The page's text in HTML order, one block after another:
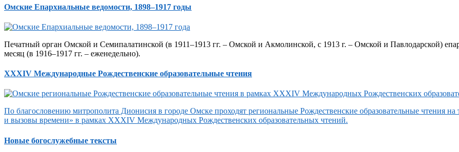
Омские Епархиальные ведомости, 1898–1917 годы
Печатный орган Омской и Семипалатинской (в 1911–1913 гг. – Омской и Акмолинской, с 1913 г. – Омской и Павлодарской)
месяц (в 1916–1917 гг. – еженедельно).
XXXIV Международные Рождественские образовательные чтения
По благословению митрополита Дионисия в городе Омске проходят региональные Рождественские образовательные чтения
и вызовы времени» в рамках XXXIV Международных Рождественских образовательных чтений.
Новые богослужебные тексты